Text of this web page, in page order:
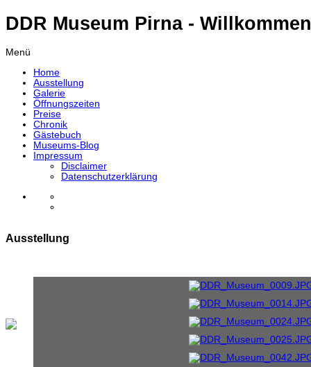
DDR Museum Pirna -
Menü
Home
Ausstellung
Galerie
Öffnungszeiten
Preise
Chronik
Gästebuch
Museums-Blog
Impressum
Disclaimer
Datenschutzerklärung
Ausstellung